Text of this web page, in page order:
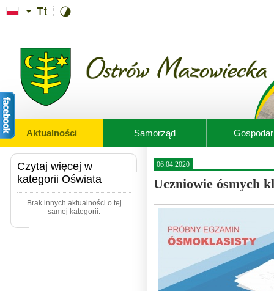
Przejdź do treści
Aktualności Samorząd
Czytaj więcej w
kategorii Oświata
Brak innych aktualności o tej
samej kategorii.
06.04.2020
Uczniowie ósmych